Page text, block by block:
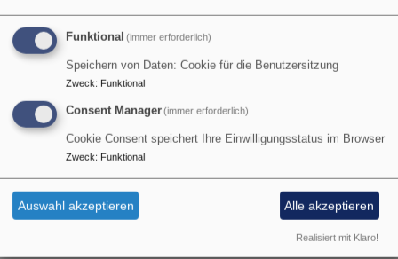
Bildrechte beim Autor
Kirchengemeinde
gemeinsam zu
Gedanken
auszutauschen.
Ansprechpartnerin: Gudrun Marenbach & Team
Funktional (immer erforderlich)
Speichern von Daten: Cookie für die Benutzersitzung
Zweck: Funktional
Consent Manager(immer erforderlich)
Cookie Consent speichert Ihre Einwilligungsstatus im Browser
Zweck: Funktional
Auswahl akzeptieren Alle akzeptieren
Realisiert mit Klaro!